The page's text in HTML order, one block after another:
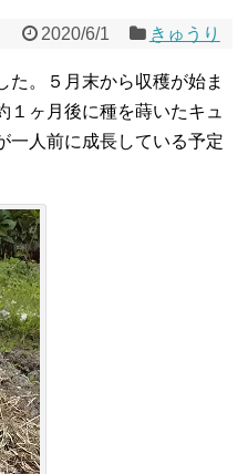
2020/6/1 きゅうり
た。５月末から収穫が始ま
ヶ月後に種を蒔いたキュ
一人前に成長している予定